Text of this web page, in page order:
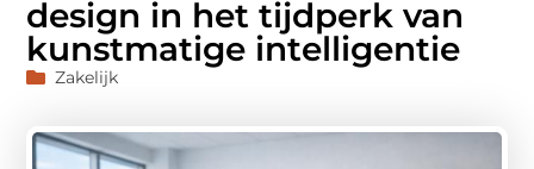
design in het tijdperk van
kunstmatige intelligentie
Zakelijk